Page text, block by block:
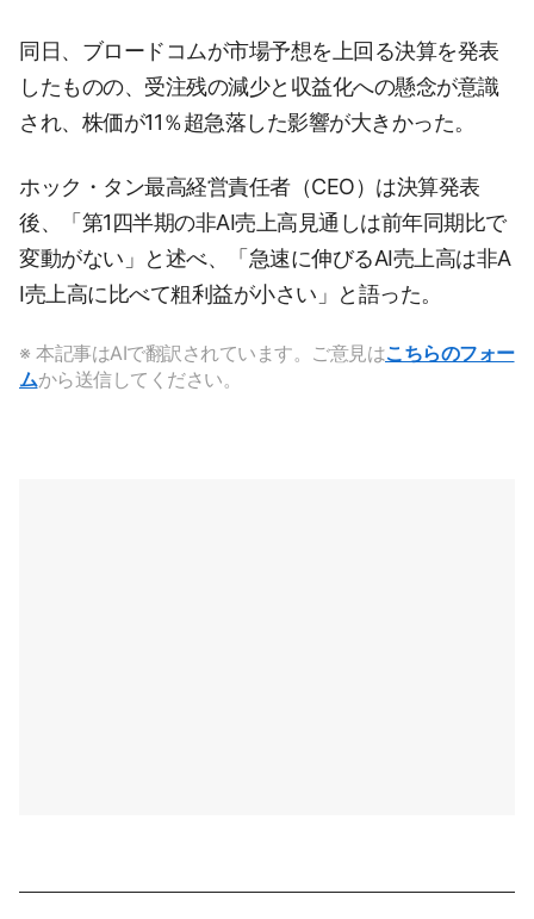
同日、ブロードコムが市場予想を上回る決算を発表
したものの、受注残の減少と収益化への懸念が意識
され、株価が11％超急落した影響が大きかった。
ホック・タン最高経営責任者（CEO）は決算発表
後、「第1四半期の非AI売上高見通しは前年同期比で
変動がない」と述べ、「急速に伸びるAI売上高は非A
I売上高に比べて粗利益が小さい」と語った。
※ 本記事はAIで翻訳されています。ご意見はこちらのフォー
ムから送信してください。